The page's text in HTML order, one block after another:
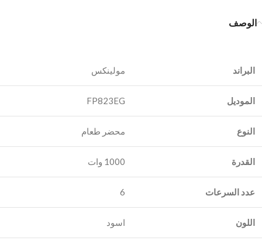
الوصف
البراند
الموديل FP823EG
النوع محضر طعام
القدرة 1000 وات
عدد السرعات 6
اللون اسود